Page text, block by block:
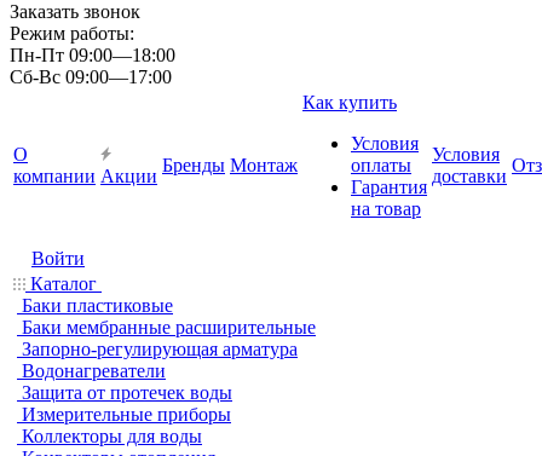
Заказать звонок
Режим работы:
Пн-Пт 09:00—18:00
Сб-Вс 09:00—17:00
О
компании Акции
Бренды Монтаж
Как купить
Условия
оплаты
Гарантия
на товар
Условия
доставки
Войти
Каталог
Баки пластиковые
Баки мембранные расширительные
Запорно-регулирующая арматура
Водонагреватели
Защита от протечек воды
Измерительные приборы
Коллекторы для воды